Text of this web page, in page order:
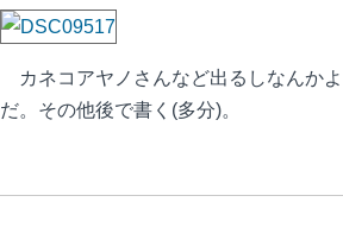
カネコアヤノさんなど出るしなんか
だ。その他後で書く(多分)。